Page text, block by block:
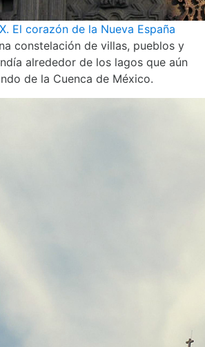
El corazón de la Nueva España
constelación de villas, pueblos y
alrededor de los lagos que aún
de la Cuenca de México.